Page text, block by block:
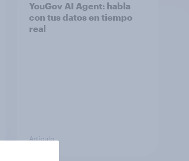
YouGov AI Agent: habla
con tus datos en tiempo
real
Artículo